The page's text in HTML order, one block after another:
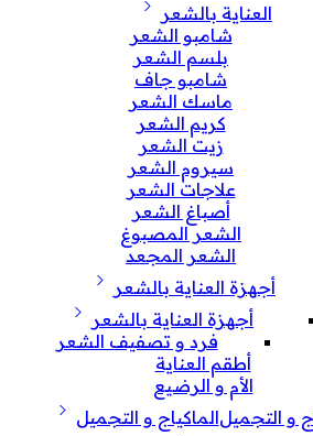
العناية بالشعر
شامبو الشعر
بلسم الشعر
شامبو جاف
ماسك الشعر
كريم الشعر
زيت الشعر
سيروم الشعر
علاجات الشعر
أصباغ الشعر
الشعر المصبوغ
الشعر المجعد
أجهزة العناية بالشعر
أجهزة العناية بالشعر
فرد و تصفيف الشعر
أطقم العناية
الأم و الرضيع
الماكياج و التجميل